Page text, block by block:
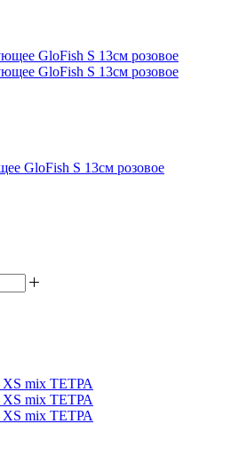
GloFish S 13см розовое